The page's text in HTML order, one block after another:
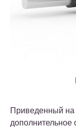
Приведенный на
дополнительное